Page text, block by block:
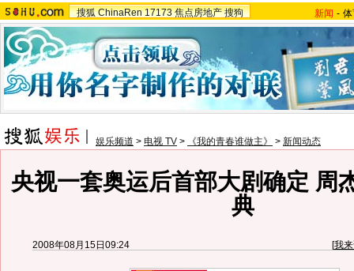
搜狐 ChinaRen 17173 焦点房地产 搜狗 新闻 -
娱乐频道 > 电视 TV > 《我的青春谁做主》 > 新闻动态
央视一套奥运后首部大剧确定 周
典
2008年08月15日09:24 [我